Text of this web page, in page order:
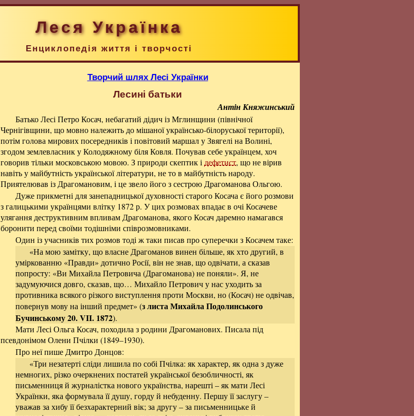
Леся Українка
Енциклопедія життя і творчості
Творчий шлях Лесі Українки
Лесині батьки
Антін Княжинський
Батько Лесі Петро Косач, небагатий дідич із Мглинщини (північної
Чернігівщини, що мовно належить до мішаної українсько-білоруської території),
потім голова мирових посередників і повітовий маршал у Звягелі на Волині,
згодом землевласник у Колодяжному біля Ковля. Почував себе українцем, хоч
говорив тільки московською мовою. З природи скептик і дефетист, що не вірив
навіть у майбутність української літератури, не то в майбутність народу.
Приятелював із Драгомановим, і це звело його з сестрою Драгоманова Ольгою.
Дуже прикметні для занепадницької духовності старого Косача є його розмови
з галицькими українцями влітку 1872 р. У цих розмовах впадає в очі Косачеве
улягання деструктивним впливам Драгоманова, якого Косач даремно намагався
боронити перед своїми тодішніми співрозмовниками.
Один із учасників тих розмов тоді ж таки писав про суперечки з Косачем таке:
«На мою замітку, що власне Драгоманов винен більше, як хто другий, в
уміркованню «Правди» дотично Росії, він не знав, що одвічати, а сказав
попросту: «Ви Михайла Петровича (Драгоманова) не поняли». Я, не
задумуючися довго, сказав, що… Михайло Петрович у нас уходить за
противника всякого різкого виступлення проти Москви, но (Косач) не одвічав,
повернув мову на інший предмет» (з листа Михайла Подолинського
Бучинському 20. VII. 1872).
Мати Лесі Ольга Косач, походила з родини Драгоманових. Писала під
псевдонімом Олени Пчілки (1849–1930).
Про неї пише Дмитро Донцов:
«Три незатерті сліди лишила по собі Пчілка: як характер, як одна з дуже
немногих, різко очеркнених постатей української безобличності, як
письменниця й журналістка нового українства, нарешті – як мати Лесі
Українки, яка формувала її душу, горду й небуденну. Першу її заслугу –
уважав за хибу її безхарактерний вік; за другу – за письменницьке й